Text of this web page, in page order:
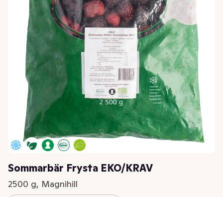
Sommarbär Frysta EKO/KRAV
2500 g, Magnihill